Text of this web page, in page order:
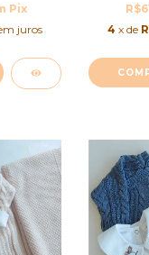
Pix
juros
4 x de